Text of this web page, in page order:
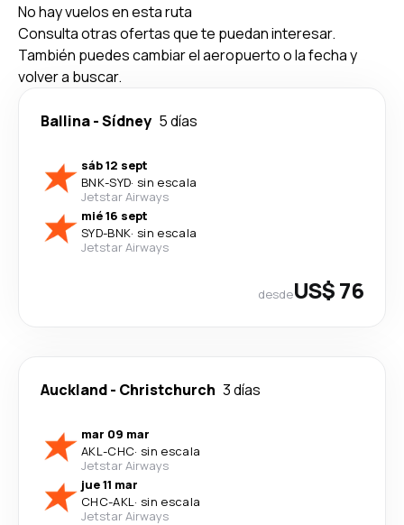
No hay vuelos en esta ruta
Consulta otras ofertas que te puedan interesar.
También puedes cambiar el aeropuerto o la fecha y
volver a buscar.
Ballina-Sídney 5 días
sáb 12 sept
BNK-SYD· sin escala
Jetstar Airways
mié 16 sept
SYD-BNK· sin escala
Jetstar Airways
desdeUS$ 76
Auckland- Christchurch 3 días
mar 09 mar
AKL-CHC· sin escala
Jetstar Airways
jue 11 mar
CHC-AKL· sin escala
Jetstar Airways